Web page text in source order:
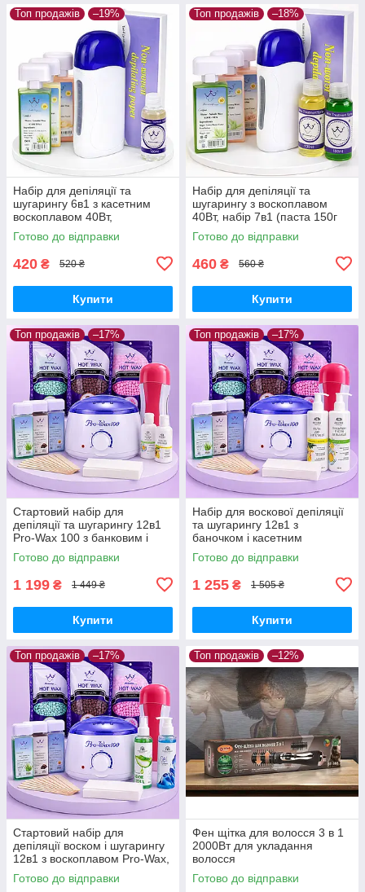
Топ продажів –19%
Набір для депіляції та
шугарингу 6в1 з касетним
воскоплавом 40Вт,
паперовими смужками
100шт, олією після депіляції
Готово до відправки
420 ₴ 520 ₴
Купити
Топ продажів –18%
Набір для депіляції та
шугарингу з воскоплавом
40Вт, набір 7в1 (паста 150г
3шт, смужки 100шт, засоби
100мл)
Готово до відправки
460 ₴ 560 ₴
Купити
Топ продажів –17%
Стартовий набір для
депіляції та шугарингу 12в1
Pro-Wax 100 з банковим і
касетним воскоплавом,
воском, пастою й засобами
Готово до відправки
1 199 ₴ 1 449 ₴
Купити
Топ продажів –17%
Набір для воскової депіляції
та шугарингу 12в1 з
баночком і касетним
воскоплавом Pro-Wax 100,
віск, цукрова паста, засоби
Готово до відправки
1 255 ₴ 1 505 ₴
Купити
Топ продажів –17%
Стартовий набір для
депіляції воском і шугарингу
12в1 з воскоплавом Pro-Wax,
касетний 40 Вт, віск 300 г,
паста 450 г, засоби
Готово до відправки
Топ продажів –12%
Фен щітка для волосся 3 в 1
2000Вт для укладання
волосся
Готово до відправки